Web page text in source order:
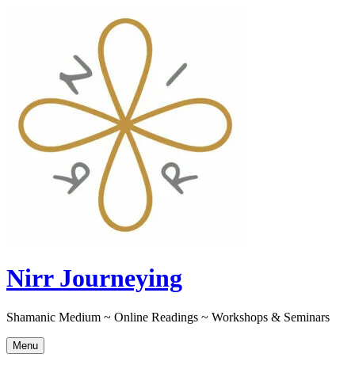
Nirr Journeying
Shamanic Medium ~ Online Readings ~ Workshops & Seminars
Menu